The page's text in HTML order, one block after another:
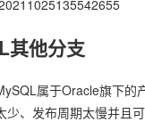
其他分支
属于Oracle旗下
少、发布周期太慢并且